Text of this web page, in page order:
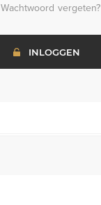
Wachtwoord vergeten?
INLOGGEN